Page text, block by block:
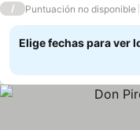
/ Puntuación no disponible
Elige fechas para ver